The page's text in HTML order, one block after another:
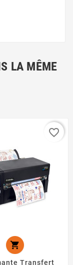
LA MÊME

Transfert
favorite_border